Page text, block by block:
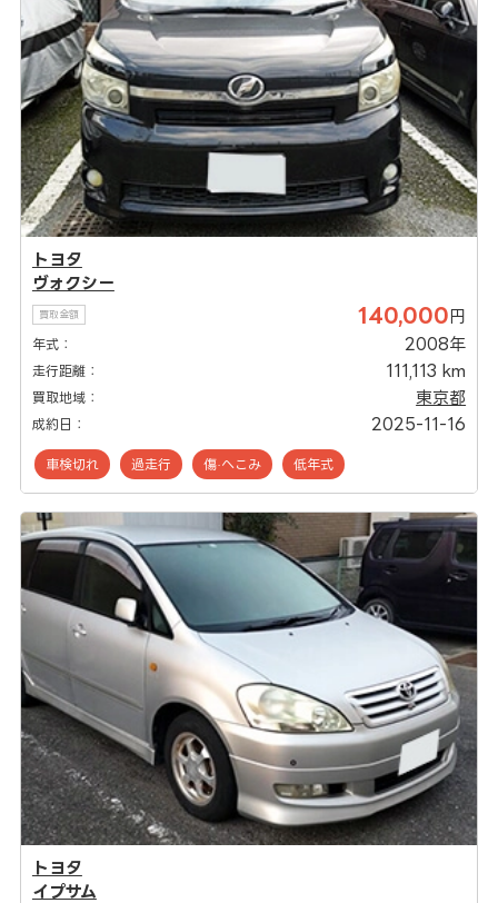
トヨタ
ヴォクシー
買取金額 140,000 円
年式： 2008年
走行距離： 111,113 km
買取地域： 東京都
成約日： 2025-11-16
車検切れ 過走行 傷·へこみ 低年式
トヨタ
イプサム